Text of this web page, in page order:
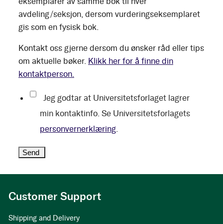
avdeling/seksjon, dersom vurderingseksemplaret
gis som en fysisk bok.
Kontakt oss gjerne dersom du ønsker råd eller tips
om aktuelle bøker. Klikk her for å finne din
kontaktperson.
Jeg godtar at Universitetsforlaget lagrer
min kontaktinfo. Se Universitetsforlagets
personvernerklæring
Customer Support
Shipping and Delivery